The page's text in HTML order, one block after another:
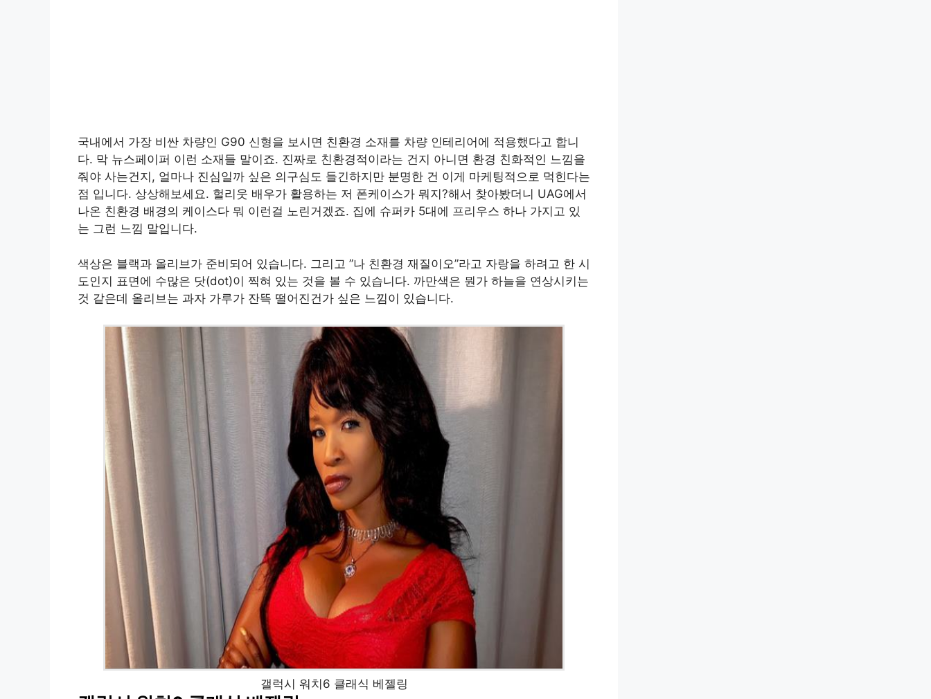
국내에서 가장 비싼 차량인 G90 신형을 보시면 친환경 소재를 차량 인테리어에 적용했다고 합니
다. 막 뉴스페이퍼 이런 소재들 말이죠. 진짜로 친환경적이라는 건지 아니면 환경 친화적인 느낌을
줘야 사는건지, 얼마나 진심일까 싶은 의구심도 들긴하지만 분명한 건 이게 마케팅적으로 먹힌다는
점 입니다. 상상해보세요. 헐리웃 배우가 활용하는 저 폰케이스가 뭐지?해서 찾아봤더니 UAG에서
나온 친환경 배경의 케이스다 뭐 이런걸 노린거겠죠. 집에 슈퍼카 5대에 프리우스 하나 가지고 있
는 그런 느낌 말입니다.
색상은 블랙과 올리브가 준비되어 있습니다. 그리고 ”나 친환경 재질이오”라고 자랑을 하려고 한 시
도인지 표면에 수많은 닷(dot)이 찍혀 있는 것을 볼 수 있습니다. 까만색은 뭔가 하늘을 연상시키는
것 같은데 올리브는 과자 가루가 잔뜩 떨어진건가 싶은 느낌이 있습니다.
갤럭시 워치6 클래식 베젤링